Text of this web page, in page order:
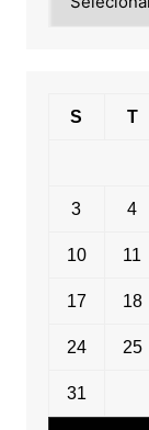
por
S T
3 4
10 11
17 18
24 25
31